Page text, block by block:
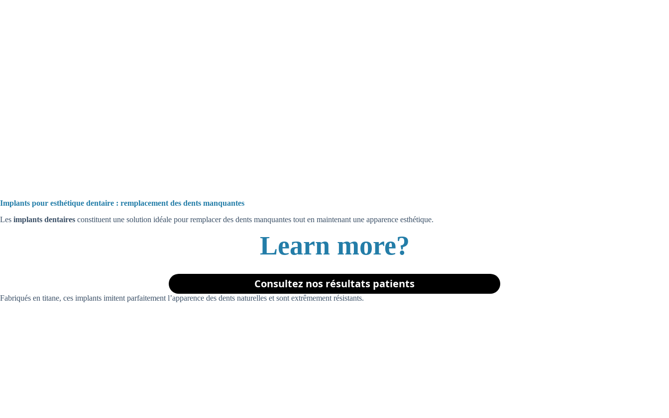
Implants pour esthétique dentaire : remplacement des dents manquantes
Les implants dentaires constituent une solution idéale pour remplacer des dents manquantes tout en maintenant une apparence esthétique.
Learn more?
Consultez nos résultats patients
Fabriqués en titane, ces implants imitent parfaitement l’apparence des dents naturelles et sont extrêmement résistants.